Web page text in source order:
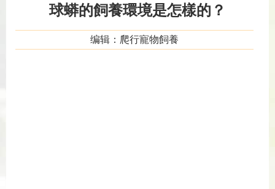
球蟒的飼養環境是怎樣的？
编辑：爬行寵物飼養